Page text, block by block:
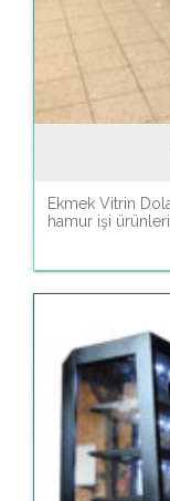
Ekmek Vitrin
hamur işi